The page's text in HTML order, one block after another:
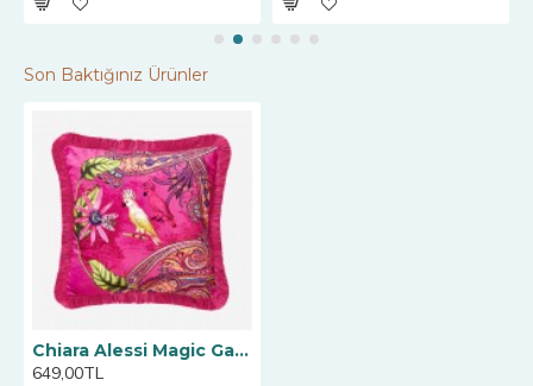
Son Baktığınız Ürünler
Chiara Alessi Magic Garden Pembe Kadife Dekoratif Yastık 45X45 Cm
649,00TL